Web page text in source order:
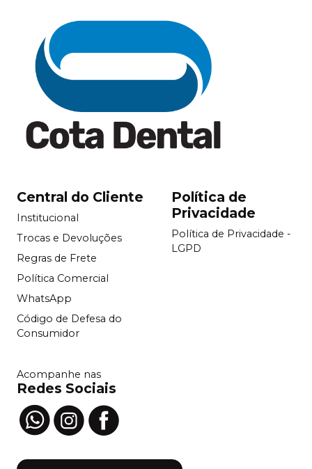
Central do Cliente
Institucional
Trocas e Devoluções
Regras de Frete
Política Comercial
WhatsApp
Código de Defesa do
Consumidor
Política de
Privacidade
Política de Privacidade -
LGPD
Acompanhe nas
Redes Sociais